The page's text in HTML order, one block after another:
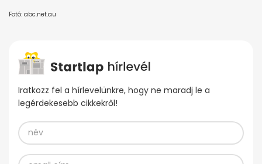
Fotó: abc.net.au
Iratkozz fel a hírlevelünkre, hogy ne maradj le a
legérdekesebb cikkekről!